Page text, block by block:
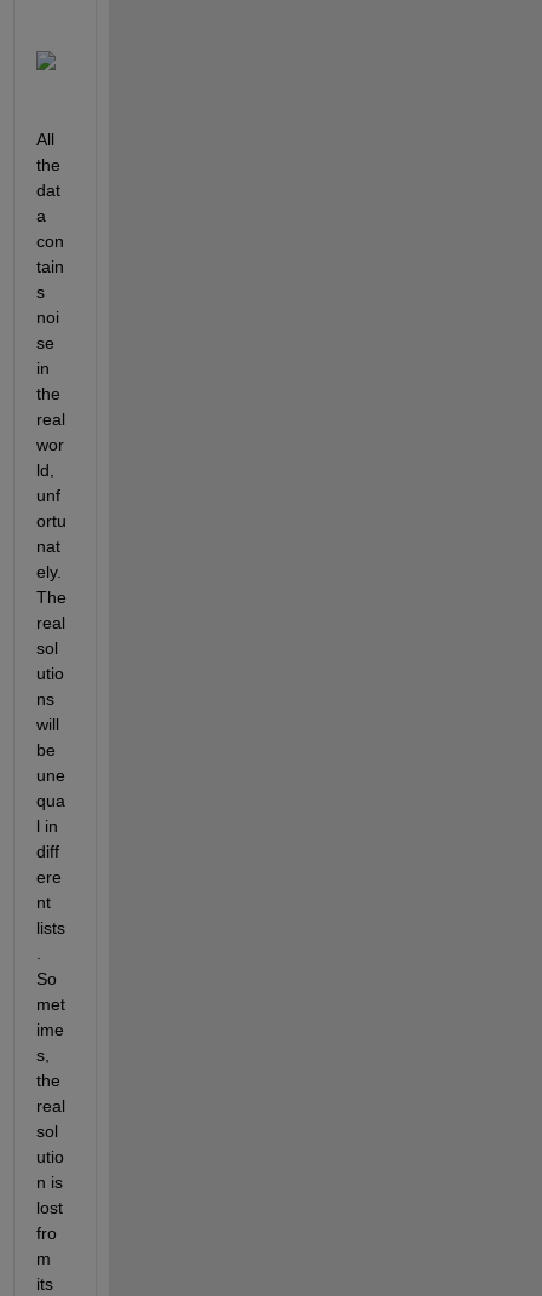
All
the
dat
a
con
tain
s
noi
se
in
the
real
wor
ld,
unf
ortu
nat
ely.
The
real
sol
utio
ns
will
be
une
qua
l in
diff
ere
nt
lists
So
met
ime
s,
the
real
sol
utio
n is
lost
fro
m
its